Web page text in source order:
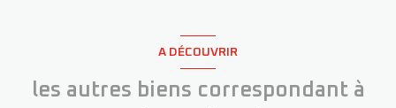
A DÉCOUVRIR
les autres biens correspondant à